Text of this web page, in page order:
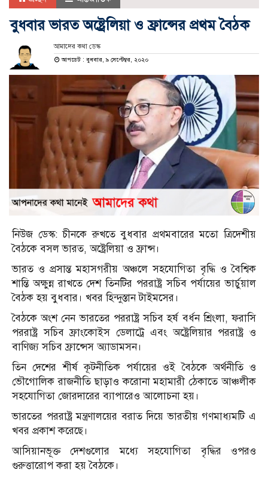
বুধবার ভারত অষ্ট্রেলিয়া ও ফ্রান্সের প্রথম বৈঠক
আমাদের কথা ডেস্ক
আপডেট : বুধবার, ৯ সেপ্টেম্বর, ২০২০
নিউজ ডেস্ক: চীনকে রুখতে বুধবার প্রথমবারের মতো ত্রিদেশীয়
বৈঠকে বসল ভারত, অষ্ট্রেলিয়া ও ফ্রান্স।
ভারত ও প্রসান্ত মহাসগরীয় অঞ্চলে সহযোগিতা বৃদ্ধি ও বৈশ্বিক
শান্তি অক্ষুন্ন রাখতে দেশ তিনটির পররাষ্ট্র সচিব পর্যায়ের ভার্চুয়াল
বৈঠক হয় বুধবার। খবর হিন্দুস্তান টাইমসের।
বৈঠকে অংশ নেন ভারতের পররাষ্ট্র সচিব হর্ষ বর্ধন শ্রিংলা, ফরাসি
পররাষ্ট্র সচিব ফ্রাংকোইস ডেলাট্রে এবং অষ্ট্রেলিয়ার পররাষ্ট্র ও
বাণিজ্য সচিব ফ্রান্সেস অ্যাডামসন।
তিন দেশের শীর্ষ কূটনীতিক পর্যায়ের ওই বৈঠকে অর্থনীতি ও
ভৌগোলিক রাজনীতি ছাড়াও করোনা মহামারী ঠেকাতে আঞ্চলীক
সহযোগিতা জোরদারের ব্যাপারেও আলোচনা হয়।
ভারতের পররাষ্ট্র মন্ত্রণালয়ের বরাত দিয়ে ভারতীয় গণমাধ্যমটি এ
খবর প্রকাশ করেছে।
আসিয়ানভূক্ত দেশগুলোর মধ্যে সহযোগিতা বৃদ্ধির ওপরও
গুরুত্তারোপ করা হয় বৈঠকে।